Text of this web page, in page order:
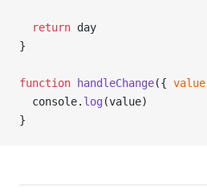
  return
day
}
function handleChange({ value
  console.
log (value)
}